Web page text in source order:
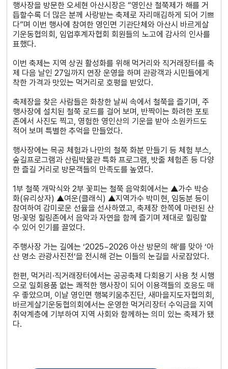
행사장을 방문한 오세현 아산시장은 “영인산 철쭉제가 해를 거
듭할수록 더 많은 분께 사랑받는 축제로 자리매김하게 되어 기쁘
다”며 이번 행사에 참여한 영인면 기관단체와 아산시 바르게살
기운동협의회, 임업후계자협회 회원들의 노고에 감사의 인사를
표했다.
이번 축제는 지역 상권 활성화를 위해 먹거리와 직거래장터를 축
제 다음 날인 27일까지 연장 운영을 하며 관광객과 시민들에게
착한 가격과 맛있는 먹거리로 호평을 받았다.
축제장을 찾은 사람들은 화창한 날씨 속에서 철쭉을 즐기며, 주
행사장에 설치된 철쭉 로드를 걸어 보며, 반짝이는 화려한 포토
존에서 사진도 찍고, 영험한 영인산의 기운을 받아 소원카드도
적어 보며 특별한 추억을 만들었다.
행사장에는 목공 체험과 나만의 철쭉 화분 만들기 등 체험 부스,
숲길프로그램과 산림박물관 특화 프로그램, 밧줄 체험존 등 다양
한 즐길 거리로 방문객들의 만족도를 높였다.
1부 철쭉 개막식와 2부 꽃피는 철쭉 음악회에서는 ▲가수 박승
화(유리상자) ▲여운(클래식) ▲지역가수 박미현, 임동분 등이
참여하여 감미로운 선율을 선사하였고, 축제장 한쪽에 마련된 산
멍·꽃멍 힐링존에서 음악과 자연을 함께 즐기며 제대로 힐링할
수 있어 인기를 끌었다.
주행사장 가는 길에는 ‘2025~2026 아산 방문의 해’를 맞아 ‘아
산 명소 관광사진전’을 전시해 걷는 이들의 눈길을 사로잡았다.
한편, 먹거리·직거래장터에서는 공공축제 다회용기 사용 첫 시행
으로 일회용품 없는 쾌적한 행사장이 되어 이용객들의 호응도 매
우 좋았으며, 이날 영인면 행복키움추진단, 새마을지도자협의회,
바르게살기운동협의회에서는 운영한 먹거리장터 수익금을 지역
취약계층에 기부하여 지역 사회와 함께하는 의미 있는 축제가 됐
다.